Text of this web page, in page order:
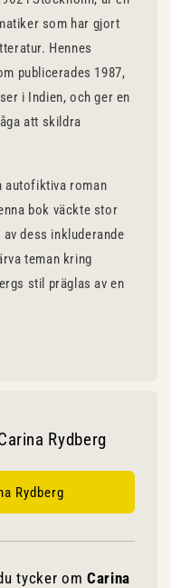
som har gjort
Hennes
publicerades 1987,
i Indien, och ger en
att skildra
autofiktiva roman
bok väckte stor
dess inkluderande
teman kring
stil präglas av en
Rydberg
Rydberg
tycker omCarina